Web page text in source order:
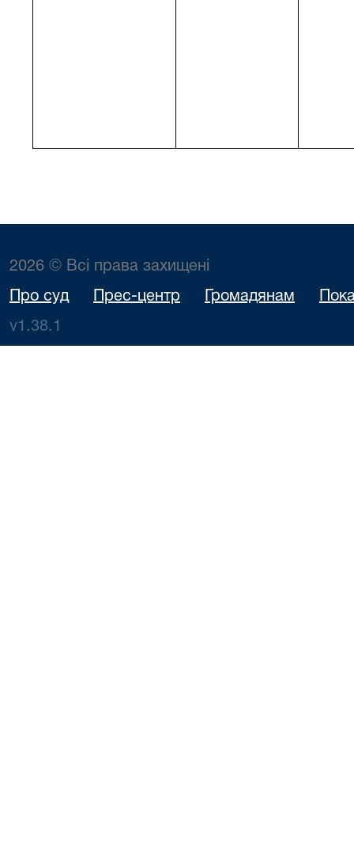
2026 © Всі права захищені
Про суд Прес-центр Громадянам
v1.38.1